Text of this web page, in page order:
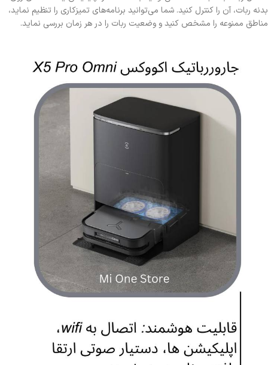
بدنه ربات، آن را کنترل کنید. شما می‌توانید برنامه‌های تمیزکاری را تنظیم نماید،
مناطق ممنوعه را مشخص کنید و وضعیت ربات را در هر زمان بررسی نماید.